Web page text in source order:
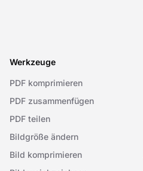
Werkzeuge
PDF komprimieren
PDF zusammenfügen
PDF teilen
Bildgröße ändern
Bild komprimieren